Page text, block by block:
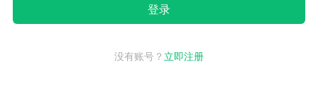
没有账号？ 立即注册